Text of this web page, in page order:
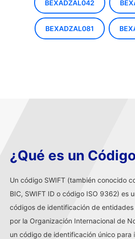
BEXADZAL042
BEXADZAL081
¿Qué es un
Un código SWIFT (también conocido
BIC, SWIFT ID o código ISO 9362) es
códigos de identificación de
por la Organización Internacional de
un código de identificación único para